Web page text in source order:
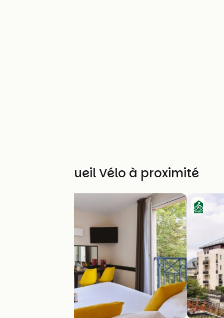
Autres Accueil Vélo à proximité